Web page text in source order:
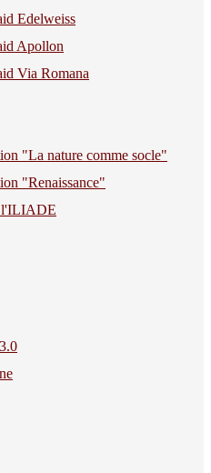
Edelweiss
Apollon
Via Romana
"La nature comme socle"
"Renaissance"
l'ILIADE